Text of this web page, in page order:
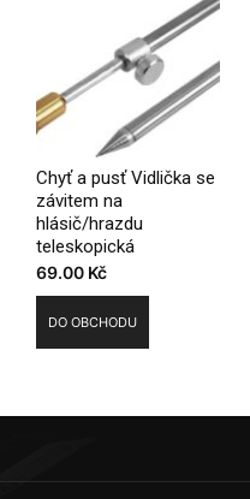
Chyť a pusť Vidlička se
závitem na
hlásič/hrazdu
teleskopická
69.00 Kč
DO OBCHODU